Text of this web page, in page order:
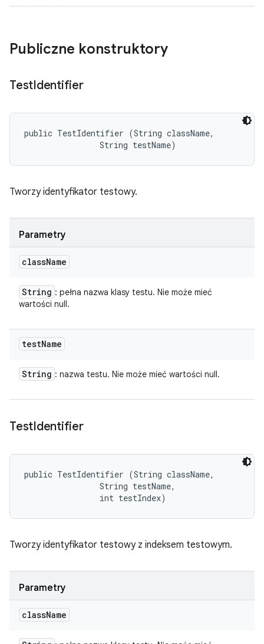
Publiczne konstruktory
TestIdentifier
public TestIdentifier (String className,
                String testName)
Tworzy identyfikator testowy.
Parametry
className
String : pełna nazwa klasy testu. Nie może mieć
wartości null.
testName
String : nazwa testu. Nie może mieć wartości null.
TestIdentifier
public TestIdentifier (String className,
                String testName,
                int testIndex)
Tworzy identyfikator testowy z indeksem testowym.
Parametry
className